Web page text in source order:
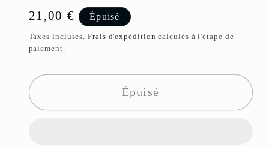
Prix
habituel
21,00 € Épuisé
Taxes incluses.Frais d'expédition calculés à l'étape de
paiement.
Épuisé